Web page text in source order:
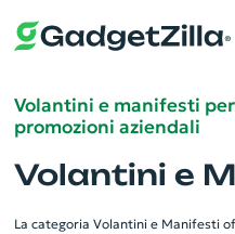
Volantini e manifesti
promozioni aziendali
Volantini e
La categoria Volantini e Manifesti